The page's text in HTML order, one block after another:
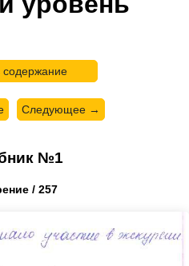
содержание
Следующее →
№1
/ 257